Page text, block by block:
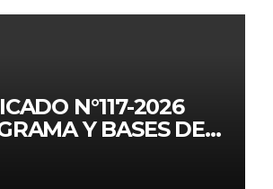
N°117-2026
Y BASES DE
NACIONALES